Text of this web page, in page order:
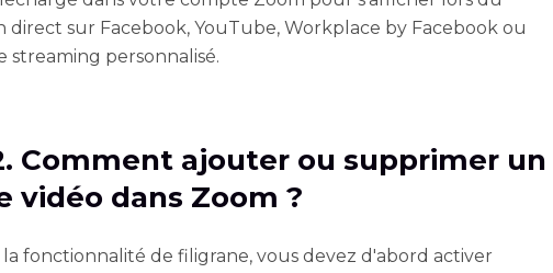
direct sur Facebook, YouTube, Workplace by Facebook ou
streaming personnalisé.
Comment ajouter ou supprimer un
vidéo dans Zoom ?
fonctionnalité de filigrane, vous devez d'abord activer